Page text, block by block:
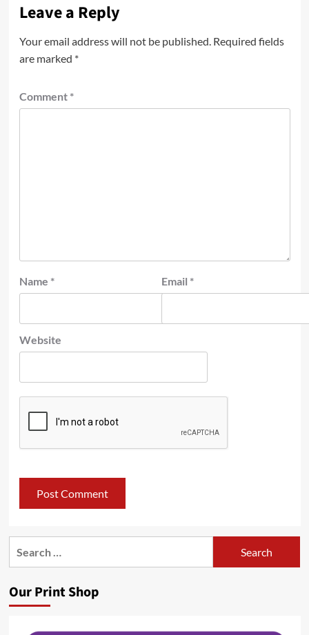
Leave a Reply
Your email address will not be published. Required fields
are marked *
Comment *
Name * Email *
Website
Our Print Shop